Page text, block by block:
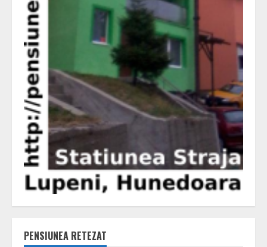
PENSIUNEA RETEZAT